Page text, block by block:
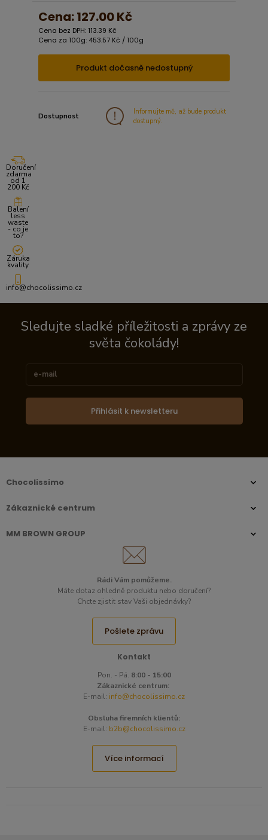
Cena:127.00 Kč
Cena bez DPH: 113.39 Kč
Cena za 100g: 453.57 Kč / 100g
Produkt dočasně nedostupný
Dostupnost
Informujte mě, až bude produkt
dostupný.
Doručení
zdarma
od 1
200 Kč
Balení
less
waste
- co je
to?
Záruka
kvality
info@chocolissimo.cz
Sledujte sladké příležitosti a zprávy ze
světa čokolády!
Přihlásit k newsletteru
Chocolissimo
Zákaznické centrum
MM BROWN GROUP
Kontakt
Pon. - Pá. 8:00 - 15:00
Zákaznické centrum:
E-mail: info@chocolissimo.cz
Obsluha firemních klientů:
E-mail: b2b@chocolissimo.cz
Více informací
Rádi Vám pomůžeme.
Máte dotaz ohledně produktu nebo doručení?
Chcte zjistit stav Vaši objednávky?
Pošlete zprávu